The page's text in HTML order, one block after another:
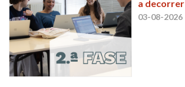
a decorrer
03-08-2026